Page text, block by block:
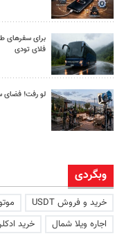
برای سفرهای
فلای تودی
لو رفت! فضای
وبگردی
خرید و فروش USDT
اجاره ویلا شمال
خرید